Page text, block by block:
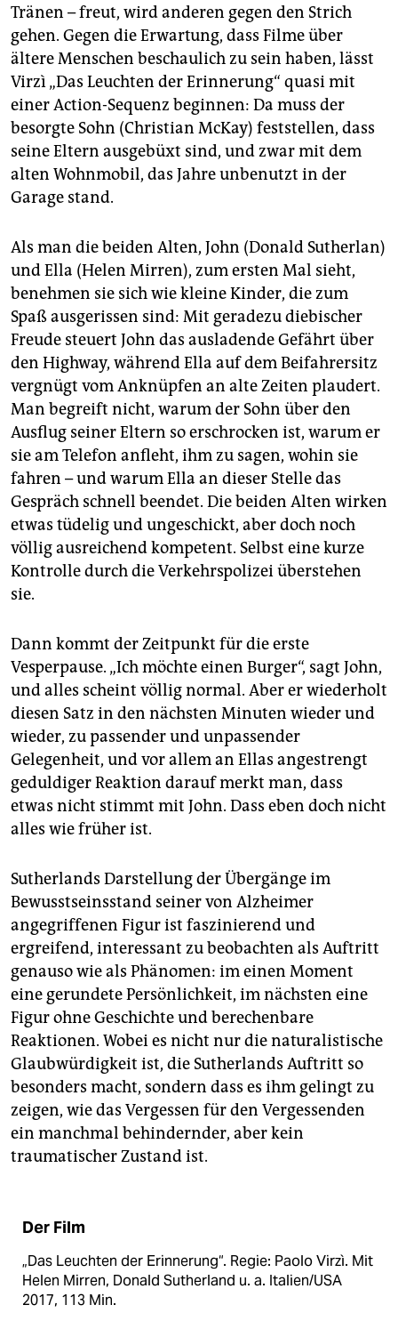
Tränen – freut, wird anderen gegen den Strich
gehen. Gegen die Erwartung, dass Filme über
ältere Menschen beschaulich zu sein haben, lässt
Virzì „Das Leuchten der Erinnerung“ quasi mit
einer Action-Sequenz beginnen: Da muss der
besorgte Sohn (Christian McKay) feststellen, dass
seine Eltern ausgebüxt sind, und zwar mit dem
alten Wohnmobil, das Jahre unbenutzt in der
Garage stand.
Als man die beiden Alten, John (Donald Sutherlan)
und Ella (Helen Mirren), zum ersten Mal sieht,
benehmen sie sich wie kleine Kinder, die zum
Spaß ausgerissen sind: Mit geradezu diebischer
Freude steuert John das ausladende Gefährt über
den Highway, während Ella auf dem Beifahrersitz
vergnügt vom Anknüpfen an alte Zeiten plaudert.
Man begreift nicht, warum der Sohn über den
Ausflug seiner Eltern so erschrocken ist, warum er
sie am Telefon anfleht, ihm zu sagen, wohin sie
fahren – und warum Ella an dieser Stelle das
Gespräch schnell beendet. Die beiden Alten wirken
etwas tüdelig und ungeschickt, aber doch noch
völlig ausreichend kompetent. Selbst eine kurze
Kontrolle durch die Verkehrspolizei überstehen
sie.
Dann kommt der Zeitpunkt für die erste
Vesperpause. „Ich möchte einen Burger“, sagt John,
und alles scheint völlig normal. Aber er wiederholt
diesen Satz in den nächsten Minuten wieder und
wieder, zu passender und unpassender
Gelegenheit, und vor allem an Ellas angestrengt
geduldiger Reaktion darauf merkt man, dass
etwas nicht stimmt mit John. Dass eben doch nicht
alles wie früher ist.
Sutherlands Darstellung der Übergänge im
Bewusstseinsstand seiner von Alzheimer
angegriffenen Figur ist faszinierend und
ergreifend, interessant zu beobachten als Auftritt
genauso wie als Phänomen: im einen Moment
eine gerundete Persönlichkeit, im nächsten eine
Figur ohne Geschichte und berechenbare
Reaktionen. Wobei es nicht nur die naturalistische
Glaubwürdigkeit ist, die Sutherlands Auftritt so
besonders macht, sondern dass es ihm gelingt zu
zeigen, wie das Vergessen für den Vergessenden
ein manchmal behindernder, aber kein
traumatischer Zustand ist.
Der Film
„Das Leuchten der Erinnerung“. Regie: Paolo Virzì. Mit
Helen Mirren, Donald Sutherland u. a. Italien/USA
2017, 113 Min.